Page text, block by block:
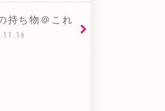
持ち物＠これ